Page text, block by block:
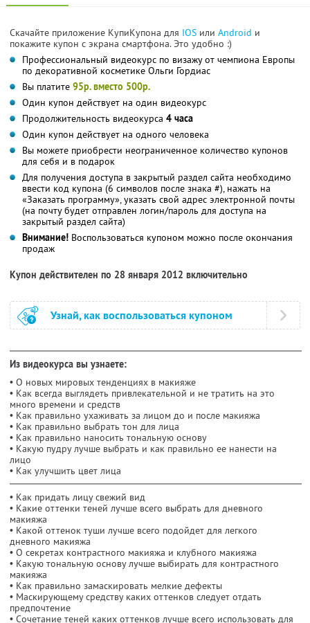
Скачайте приложение КупиКупона для IOS или Android и
покажите купон с экрана смартфона. Это удобно :)
Профессиональный видеокурс по визажу от чемпиона Европы
по декоративной косметике Ольги Гордиас
Вы платите 95р. вместо 500р.
Один купон действует на один видеокурс
Продолжительность видеокурса 4 часа
Один купон действует на одного человека
Вы можете приобрести неограниченное количество купонов
для себя и в подарок
Для получения доступа в закрытый раздел сайта необходимо
ввести код купона (6 символов после знака #), нажать на
«Заказать программу», указать свой адрес электронной почты
(на почту будет отправлен логин/пароль для доступа на
закрытый раздел сайта)
Внимание! Воспользоваться купоном можно после окончания
продаж
Купон действителен по 28 января 2012 включительно
Узнай, как воспользоваться купоном
Из видеокурса вы узнаете:
• О новых мировых тенденциях в макияже
• Как всегда выглядеть привлекательной и не тратить на это
много времени и средств
• Как правильно ухаживать за лицом до и после макияжа
• Как правильно выбрать тон для лица
• Как правильно наносить тональную основу
• Какую пудру лучше выбрать и как правильно ее нанести на
лицо
• Как улучшить цвет лица
• Как придать лицу свежий вид
• Какие оттенки теней лучше всего выбрать для дневного
макияжа
• Какой оттенок туши лучше всего подойдет для легкого
дневного макияжа
• О секретах контрастного макияжа и клубного макияжа
• Какую тональную основу лучше выбирать для контрастного
макияжа
• Как правильно замаскировать мелкие дефекты
• Маскирующему средству каких оттенков следует отдать
предпочтение
• Сочетание теней каких оттенков лучше всего использовать для